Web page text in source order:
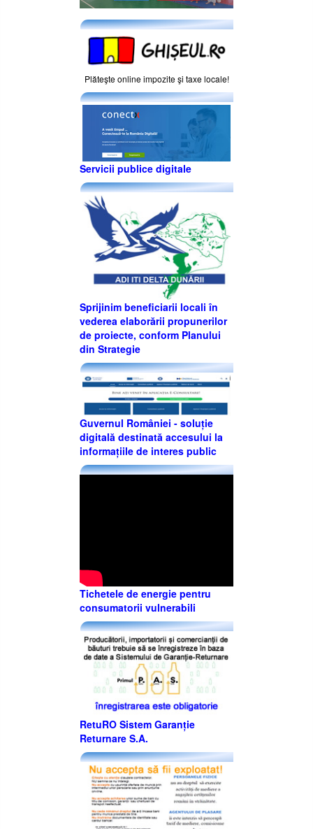
Plăteşte online impozite şi taxe locale!
Servicii publice digitale
Sprijinim beneficiarii locali în
vederea elaborării propunerilor
de proiecte, conform Planului
din Strategie
Guvernul României - soluție
digitală destinată accesului la
informațiile de interes public
Tichetele de energie pentru
consumatorii vulnerabili
RetuRO Sistem Garanție
Returnare S.A.